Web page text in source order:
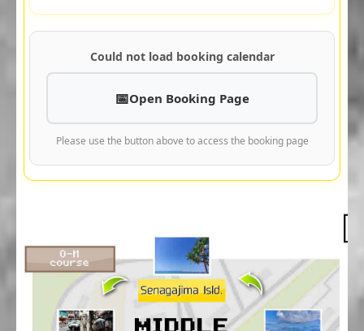
Could not load booking calendar
Open Booking Page
Please use the button above to access the booking page